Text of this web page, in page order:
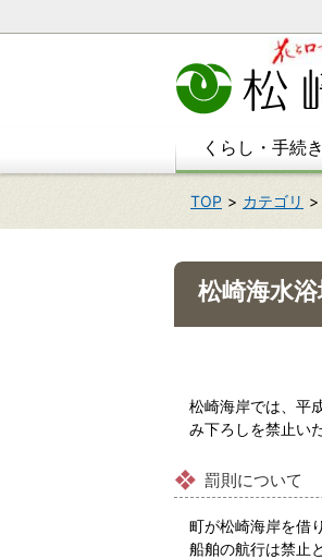
文
移
動
くらし・手続き
TOP カテゴリ
松崎海水
松崎海岸では、平
み下ろしを禁止い
罰則について
町が松崎海岸を借
船舶の航行は禁止